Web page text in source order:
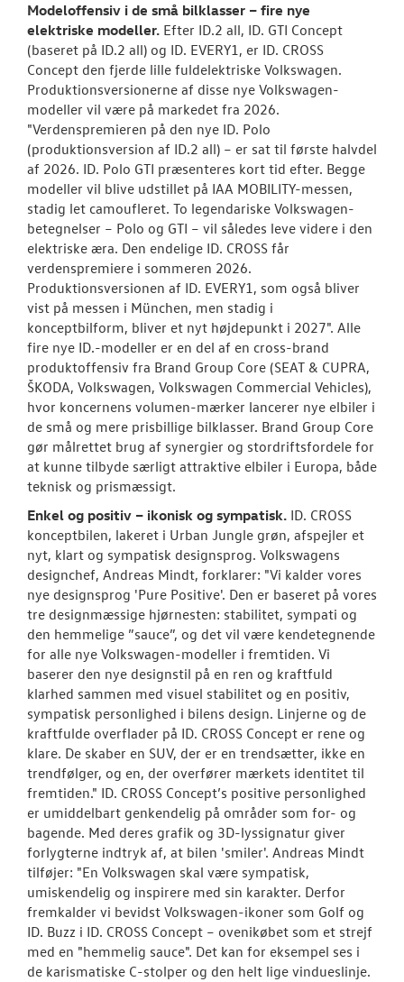
Modeloffensiv i de små bilklasser – fire nye
elektriske modeller. Efter ID.2 all, ID. GTI Concept
(baseret på ID.2 all) og ID. EVERY1, er ID. CROSS
Concept den fjerde lille fuldelektriske Volkswagen.
Produktionsversionerne af disse nye Volkswagen-
modeller vil være på markedet fra 2026.
"Verdenspremieren på den nye ID. Polo
(produktionsversion af ID.2 all) – er sat til første halvdel
af 2026. ID. Polo GTI præsenteres kort tid efter. Begge
modeller vil blive udstillet på IAA MOBILITY-messen,
stadig let camoufleret. To legendariske Volkswagen-
betegnelser – Polo og GTI – vil således leve videre i den
elektriske æra. Den endelige ID. CROSS får
verdenspremiere i sommeren 2026.
Produktionsversionen af ID. EVERY1, som også bliver
vist på messen i München, men stadig i
konceptbilform, bliver et nyt højdepunkt i 2027". Alle
fire nye ID.-modeller er en del af en cross-brand
produktoffensiv fra Brand Group Core (SEAT & CUPRA,
ŠKODA, Volkswagen, Volkswagen Commercial Vehicles),
hvor koncernens volumen-mærker lancerer nye elbiler i
de små og mere prisbillige bilklasser. Brand Group Core
gør målrettet brug af synergier og stordriftsfordele for
at kunne tilbyde særligt attraktive elbiler i Europa, både
teknisk og prismæssigt.
Enkel og positiv – ikonisk og sympatisk. ID. CROSS
konceptbilen, lakeret i Urban Jungle grøn, afspejler et
nyt, klart og sympatisk designsprog. Volkswagens
designchef, Andreas Mindt, forklarer: "Vi kalder vores
nye designsprog 'Pure Positive'. Den er baseret på vores
tre designmæssige hjørnesten: stabilitet, sympati og
den hemmelige ”sauce”, og det vil være kendetegnende
for alle nye Volkswagen-modeller i fremtiden. Vi
baserer den nye designstil på en ren og kraftfuld
klarhed sammen med visuel stabilitet og en positiv,
sympatisk personlighed i bilens design. Linjerne og de
kraftfulde overflader på ID. CROSS Concept er rene og
klare. De skaber en SUV, der er en trendsætter, ikke en
trendfølger, og en, der overfører mærkets identitet til
fremtiden." ID. CROSS Concept’s positive personlighed
er umiddelbart genkendelig på områder som for- og
bagende. Med deres grafik og 3D-lyssignatur giver
forlygterne indtryk af, at bilen 'smiler'. Andreas Mindt
tilføjer: "En Volkswagen skal være sympatisk,
umiskendelig og inspirere med sin karakter. Derfor
fremkalder vi bevidst Volkswagen-ikoner som Golf og
ID. Buzz i ID. CROSS Concept – ovenikøbet som et strejf
med en "hemmelig sauce". Det kan for eksempel ses i
de karismatiske C-stolper og den helt lige vindueslinje.